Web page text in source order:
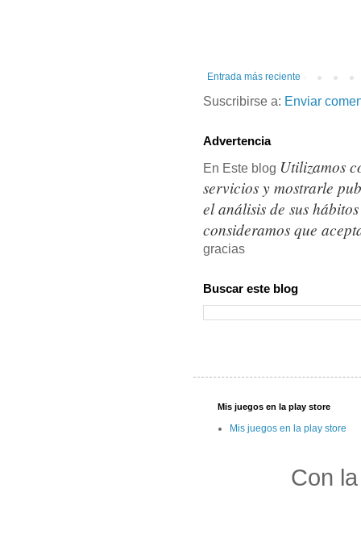
Entrada más reciente
Suscribirse a: Enviar
Advertencia
En Este blog Utilizamos
servicios y mostrarle
el análisis de sus
consideramos que
gracias
Buscar este blog
Mis juegos en la play store
Mis juegos en la play store
Con